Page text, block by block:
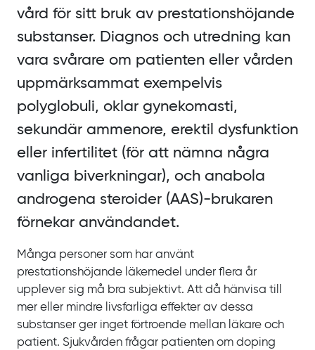
vård för sitt bruk av prestationshöjande
substanser. Diagnos och utredning kan
vara svårare om patienten eller vården
uppmärksammat exempelvis
polyglobuli, oklar gynekomasti,
sekundär ammenore, erektil dysfunktion
eller infertilitet (för att nämna några
vanliga biverkningar), och anabola
androgena steroider (AAS‍)-‍brukaren
förnekar användandet.
Många personer som har använt
prestationshöjande läkemedel under flera år
upplever sig må bra subjektivt. Att då hänvisa till
mer eller mindre livsfarliga effekter av dessa
substanser ger inget förtroende mellan läkare och
patient. Sjukvården frågar patienten om doping